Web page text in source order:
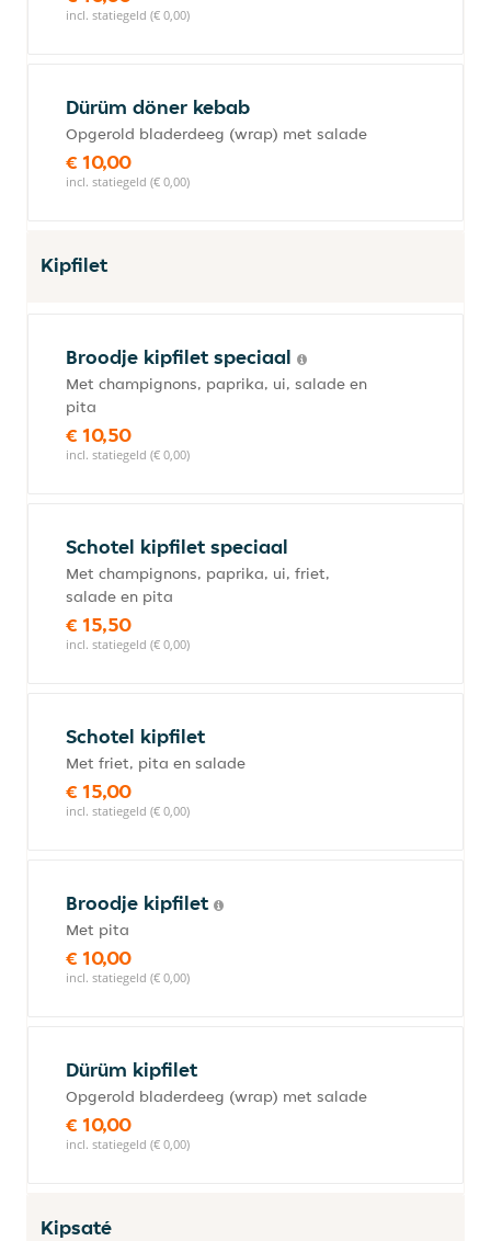
incl. statiegeld (€ 0,00)
Dürüm döner kebab
Opgerold bladerdeeg (wrap) met salade
€ 10,00
incl. statiegeld (€ 0,00)
Kipfilet
Broodje kipfilet speciaal
Met champignons, paprika, ui, salade en
pita
€ 10,50
incl. statiegeld (€ 0,00)
Schotel kipfilet speciaal
Met champignons, paprika, ui, friet,
salade en pita
€ 15,50
incl. statiegeld (€ 0,00)
Schotel kipfilet
Met friet, pita en salade
€ 15,00
incl. statiegeld (€ 0,00)
Broodje kipfilet
Met pita
€ 10,00
incl. statiegeld (€ 0,00)
Dürüm kipfilet
Opgerold bladerdeeg (wrap) met salade
€ 10,00
incl. statiegeld (€ 0,00)
Kipsaté